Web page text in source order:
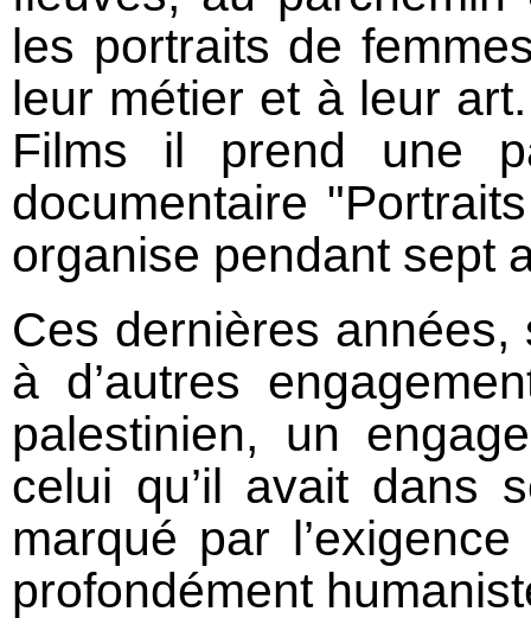
les portraits de
leur métier et à leur
Films il prend une
documentaire
organise pendant sept
Ces dernières années,
à d’autres
palestinien, un
celui qu’il avait dans
marqué par
profondément